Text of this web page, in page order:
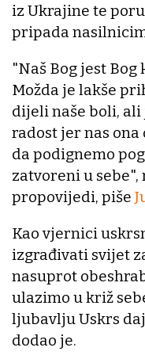
iz Ukrajine te
pripada
"Naš Bog jest
Možda je lakše
dijeli naše boli,
radost jer nas
da podignemo
zatvoreni u
propovijedi, piše
Kao vjernici
izgrađivati svijet
nasuprot
ulazimo u križ
ljubavlju Uskrs
dodao je.